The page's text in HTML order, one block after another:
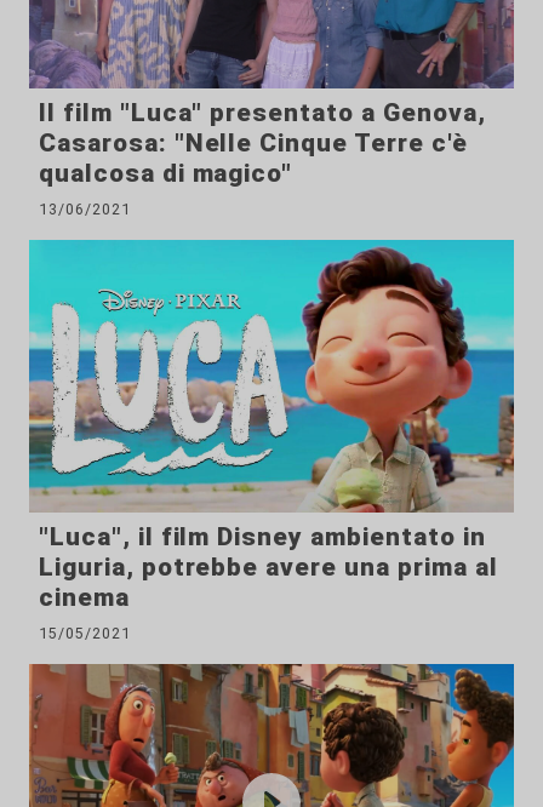
Il film "Luca" presentato a Genova,
Casarosa: "Nelle Cinque Terre c'è
qualcosa di magico"
13/06/2021
"Luca", il film Disney ambientato in
Liguria, potrebbe avere una prima al
cinema
15/05/2021